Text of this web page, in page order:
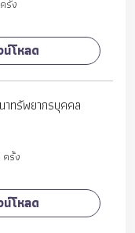
รั้ง
น์โหลด
าทรัพยากรบุคคล
รั้ง
น์โหลด